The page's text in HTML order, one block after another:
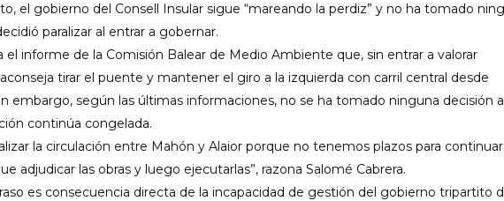
el gobierno del Consell Insular sigue “mareando la perdiz” y no ha tomado
paralizar al entrar a gobernar.
el informe de la Comisión Balear de Medio Ambiente que, sin entrar a valorar
tirar el puente y mantener el giro a la izquierda con carril central desde
embargo, según las últimas informaciones, no se ha tomado ninguna decisión
continúa congelada.
la circulación entre Mahón y Alaior porque no tenemos plazos para continuar
adjudicar las obras y luego ejecutarlas”, razona Salomé Cabrera.
es consecuencia directa de la incapacidad de gestión del gobierno tripartito